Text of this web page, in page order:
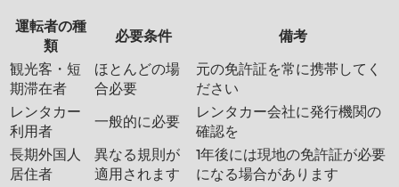
運転者の種
類
必要条件
備考
観光客・短
期滞在者
ほとんどの場
合必要
元の免許証を常に携帯してく
ださい
レンタカー
利用者
一般的に必要
レンタカー会社に発行機関の
確認を
長期外国人
居住者
異なる規則が
適用されます
1年後には現地の免許証が必要
になる場合があります